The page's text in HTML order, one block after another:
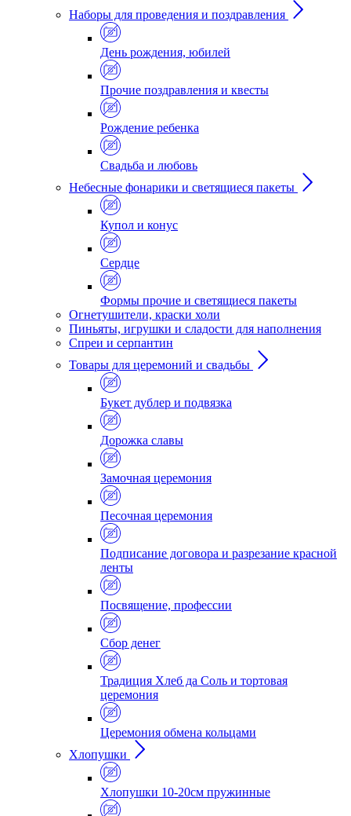
Наборы для проведения и поздравления
День рождения, юбилей
Прочие поздравления и квесты
Рождение ребенка
Свадьба и любовь
Небесные фонарики и светящиеся пакеты
Купол и конус
Сердце
Формы прочие и светящиеся пакеты
Огнетушители, краски холи
Пиньяты, игрушки и сладости для наполнения
Спреи и серпантин
Товары для церемоний и свадьбы
Букет дублер и подвязка
Дорожка славы
Замочная церемония
Песочная церемония
Подписание договора и разрезание красной
ленты
Посвящение, профессии
Сбор денег
Традиция Хлеб да Соль и тортовая
церемония
Церемония обмена кольцами
Хлопушки
Хлопушки 10-20см пружинные